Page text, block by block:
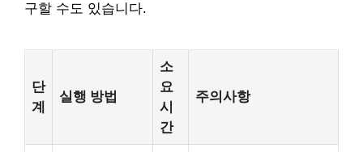
구할 수도 있습니다.
단
계
실행 방법
소
요
시
간
주의사항